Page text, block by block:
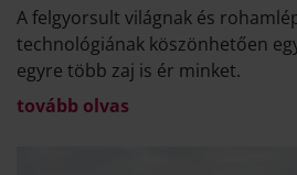
A felgyorsult világnak és
technológiának köszönhetően
egyre több zaj is ér minket.
tovább olvas